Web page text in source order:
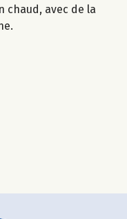
chaud, avec de la